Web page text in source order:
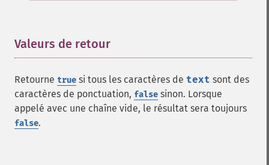
Valeurs de retour
Retourne true si tous les caractères de text sont des
caractères de ponctuation, false sinon. Lorsque
appelé avec une chaîne vide, le résultat sera toujours
false.